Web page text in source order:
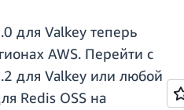
для Valkey теперь
AWS. Перейти с
для Valkey или любой
Redis OSS на